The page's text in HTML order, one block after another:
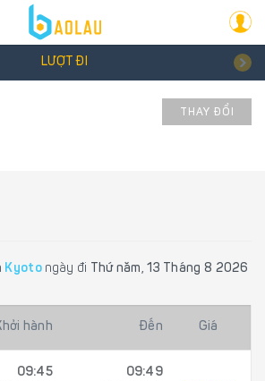
LƯỢT ĐI
THAY ĐỔI
Kyotongày đi Thứ năm, 13 Tháng 8 2026
hành Đến Giá
09:45
09:49